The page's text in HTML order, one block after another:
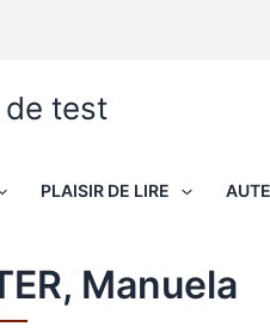
de test
PLAISIR DE LIRE
Manuela